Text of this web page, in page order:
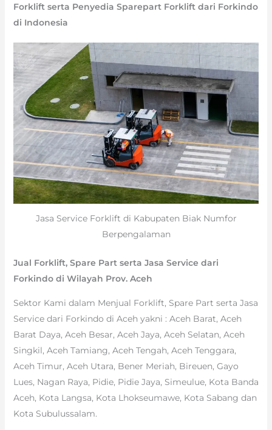
Forklift serta Penyedia Sparepart Forklift dari Forkindo
di Indonesia
Jasa Service Forklift di Kabupaten Biak Numfor
Berpengalaman
Jual Forklift, Spare Part serta Jasa Service dari
Forkindo di Wilayah Prov. Aceh
Sektor Kami dalam Menjual Forklift, Spare Part serta Jasa
Service dari Forkindo di Aceh yakni : Aceh Barat, Aceh
Barat Daya, Aceh Besar, Aceh Jaya, Aceh Selatan, Aceh
Singkil, Aceh Tamiang, Aceh Tengah, Aceh Tenggara,
Aceh Timur, Aceh Utara, Bener Meriah, Bireuen, Gayo
Lues, Nagan Raya, Pidie, Pidie Jaya, Simeulue, Kota Banda
Aceh, Kota Langsa, Kota Lhokseumawe, Kota Sabang dan
Kota Subulussalam.